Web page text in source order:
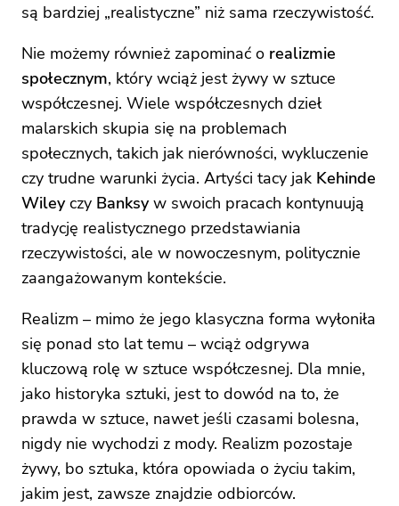
są bardziej „realistyczne” niż sama rzeczywistość.
Nie możemy również zapominać o realizmie
społecznym, który wciąż jest żywy w sztuce
współczesnej. Wiele współczesnych dzieł
malarskich skupia się na problemach
społecznych, takich jak nierówności, wykluczenie
czy trudne warunki życia. Artyści tacy jak Kehinde
Wileyczy Banksyw swoich pracach kontynuują
tradycję realistycznego przedstawiania
rzeczywistości, ale w nowoczesnym, politycznie
zaangażowanym kontekście.
Realizm – mimo że jego klasyczna forma wyłoniła
się ponad sto lat temu – wciąż odgrywa
kluczową rolę w sztuce współczesnej. Dla mnie,
jako historyka sztuki, jest to dowód na to, że
prawda w sztuce, nawet jeśli czasami bolesna,
nigdy nie wychodzi z mody. Realizm pozostaje
żywy, bo sztuka, która opowiada o życiu takim,
jakim jest, zawsze znajdzie odbiorców.